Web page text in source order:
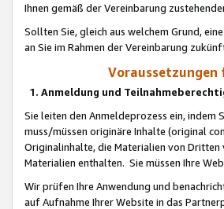
Ihnen gemäß der Vereinbarung
Sollten Sie, gleich aus welchem Grund,
an Sie im Rahmen der Vereinbarung
Voraussetzungen
1. Anmeldung und
Sie leiten den Anmeldeprozess ein,
muss/müssen originäre Inhalte (original
Originalinhalte, die Materialien von Dritten
Materialien enthalten. Sie müssen Ihre
Wir prüfen Ihre Anwendung und
auf Aufnahme Ihrer Website in das